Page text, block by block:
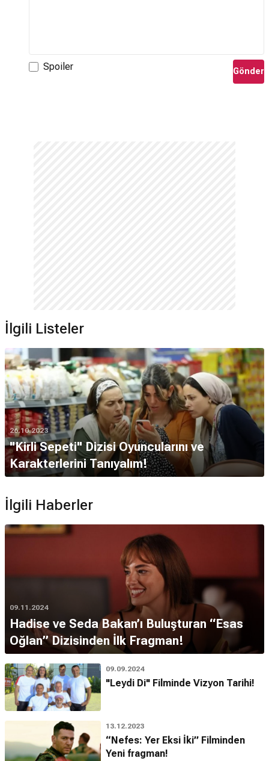
Spoiler Gönder
İlgili Listeler
26.10.2023
"Kirli Sepeti" Dizisi Oyuncularını ve
Karakterlerini Tanıyalım!
İlgili Haberler
09.11.2024
Hadise ve Seda Bakan’ı Buluşturan “Esas
Oğlan” Dizisinden İlk Fragman!
09.09.2024
"Leydi Di" Filminde Vizyon Tarihi!
13.12.2023
“Nefes: Yer Eksi İki” Filminden
Yeni fragman!